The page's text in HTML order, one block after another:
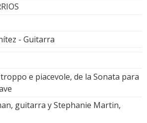
- Guitarra
e piacevole, de la Sonata para
guitarra y Stephanie Martin,